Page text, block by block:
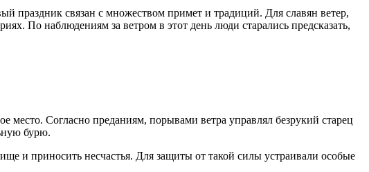
праздник связан с множеством примет и традиций. Для славян ветер,
По наблюдениям за ветром в этот день люди старались предсказать,
место. Согласно преданиям, порывами ветра управлял безрукий старец
бурю.
и приносить несчастья. Для защиты от такой силы устраивали особые